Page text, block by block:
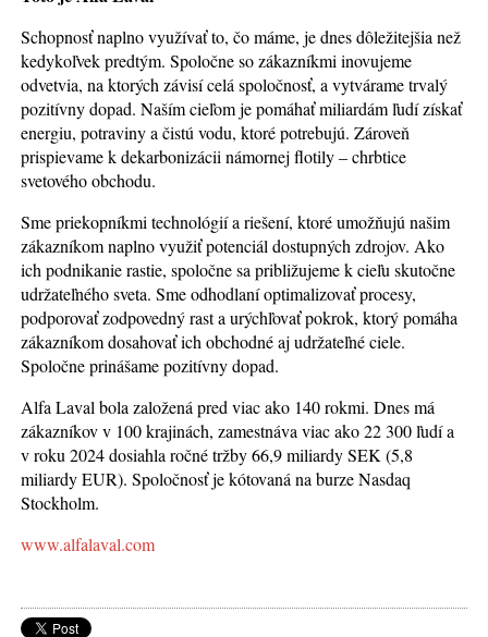
Schopnosť naplno využívať to, čo máme, je dnes dôležitejšia než
kedykoľvek predtým. Spoločne so zákazníkmi inovujeme
odvetvia, na ktorých závisí celá spoločnosť, a vytvárame trvalý
pozitívny dopad. Naším cieľom je pomáhať miliardám ľudí získať
energiu, potraviny a čistú vodu, ktoré potrebujú. Zároveň
prispievame k dekarbonizácii námornej flotily – chrbtice
svetového obchodu.
Sme priekopníkmi technológií a riešení, ktoré umožňujú našim
zákazníkom naplno využiť potenciál dostupných zdrojov. Ako
ich podnikanie rastie, spoločne sa približujeme k cieľu skutočne
udržateľného sveta. Sme odhodlaní optimalizovať procesy,
podporovať zodpovedný rast a urýchľovať pokrok, ktorý pomáha
zákazníkom dosahovať ich obchodné aj udržateľné ciele.
Spoločne prinášame pozitívny dopad.
Alfa Laval bola založená pred viac ako 140 rokmi. Dnes má
zákazníkov v 100 krajinách, zamestnáva viac ako 22 300 ľudí a
v roku 2024 dosiahla ročné tržby 66,9 miliardy SEK (5,8
miliardy EUR). Spoločnosť je kótovaná na burze Nasdaq
Stockholm.
www.alfalaval.com